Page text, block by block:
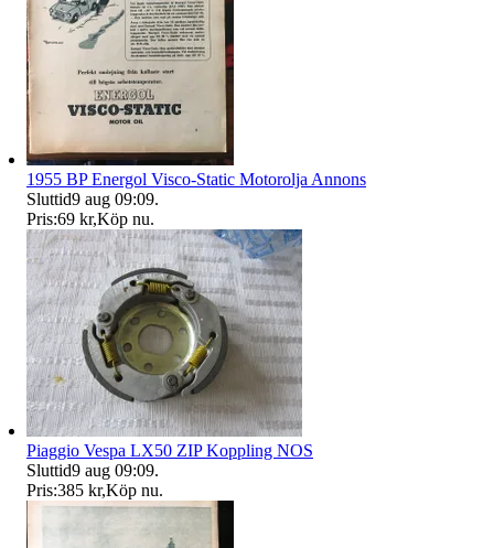
1955 BP Energol Visco-Static Motorolja Annons
Sluttid9 aug 09:09.
Pris:69 kr,Köp nu.
Piaggio Vespa LX50 ZIP Koppling NOS
Sluttid9 aug 09:09.
Pris:385 kr,Köp nu.